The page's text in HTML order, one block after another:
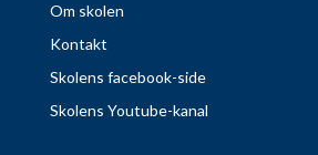
Om skolen
Kontakt
Skolens facebook-side
Skolens Youtube-kanal